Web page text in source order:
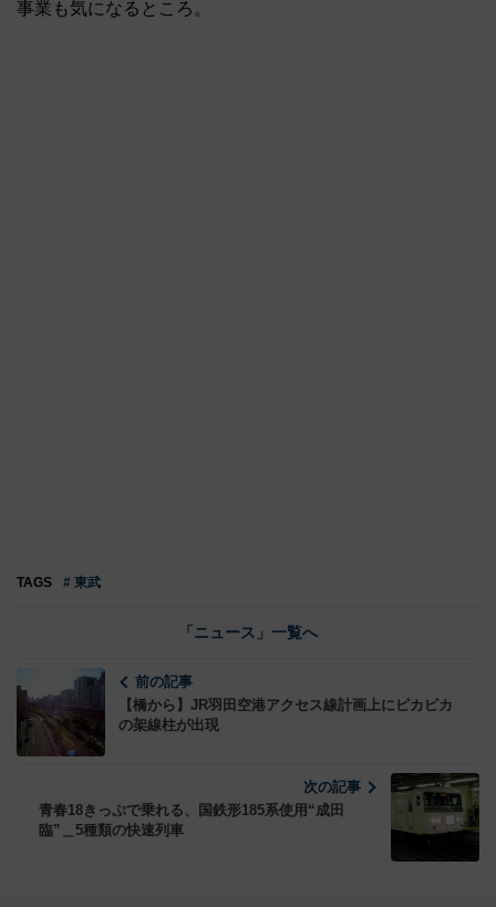
事業も気になるところ。
TAGS # 東武
「ニュース」一覧へ
前の記事
【橋から】JR羽田空港アクセス線計画上にピカピカ
の架線柱が出現
次の記事
青春18きっぷで乗れる、国鉄形185系使用“成田
臨”＿5種類の快速列車